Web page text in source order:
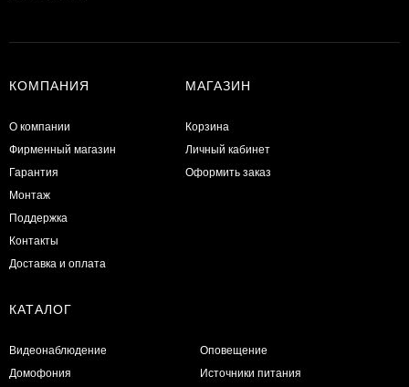
КОМПАНИЯ
О компании
Фирменный магазин
Гарантия
Монтаж
Поддержка
Контакты
Доставка и оплата
МАГАЗИН
Корзина
Личный кабинет
Оформить заказ
КАТАЛОГ
Видеонаблюдение
Домофония
Оповещение
Источники питания